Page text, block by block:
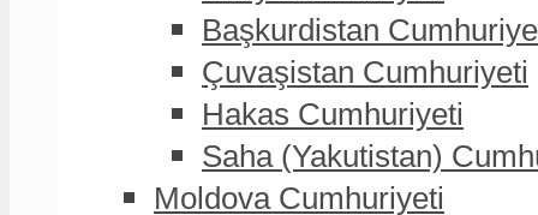
Başkurdistan
Çuvaşistan Cumhuriyeti
Hakas Cumhuriyeti
Saha (Yakutistan)
Moldova Cumhuriyeti